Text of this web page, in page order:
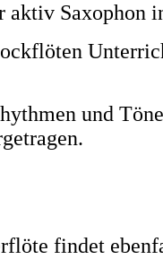
aktiv Saxophon
und
findet